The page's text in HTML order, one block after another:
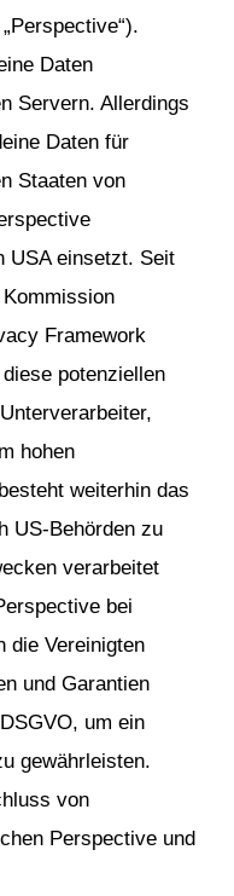
Daten
Servern. Allerdings
Daten für
Staaten von
USA einsetzt. Seit
Framework
potenziellen
hohen
weiterhin das
US-Behörden zu
verarbeitet
bei
die Vereinigten
und Garantien
um ein
gewährleisten.
von
Perspective und